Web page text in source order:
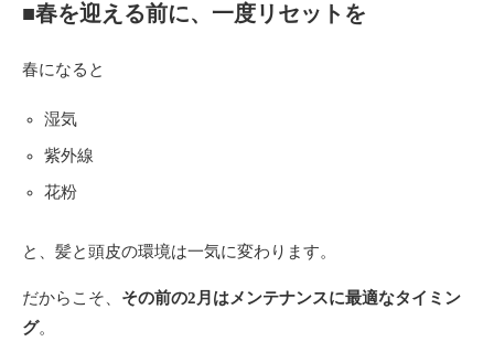
■春を迎える前に、一度リセットを
春になると
湿気
紫外線
花粉
と、髪と頭皮の環境は一気に変わります。
だからこそ、 その前の2月はメンテナンスに最適なタイミン
グ。